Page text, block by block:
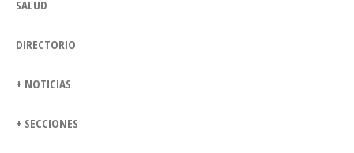
SALUD
DIRECTORIO
+ NOTICIAS
+ SECCIONES